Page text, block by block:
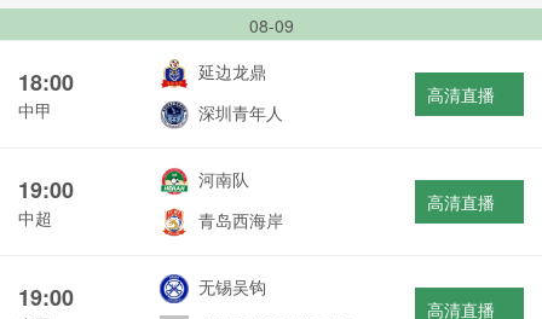
08-09
18:00
中甲
延边龙鼎
深圳青年人
高清直播
19:00
中超
河南队
青岛西海岸
高清直播
19:00
无锡吴钩
高清直播